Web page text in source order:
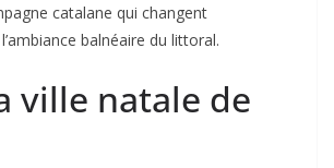
catalane qui changent
balnéaire du littoral.
ville natale de